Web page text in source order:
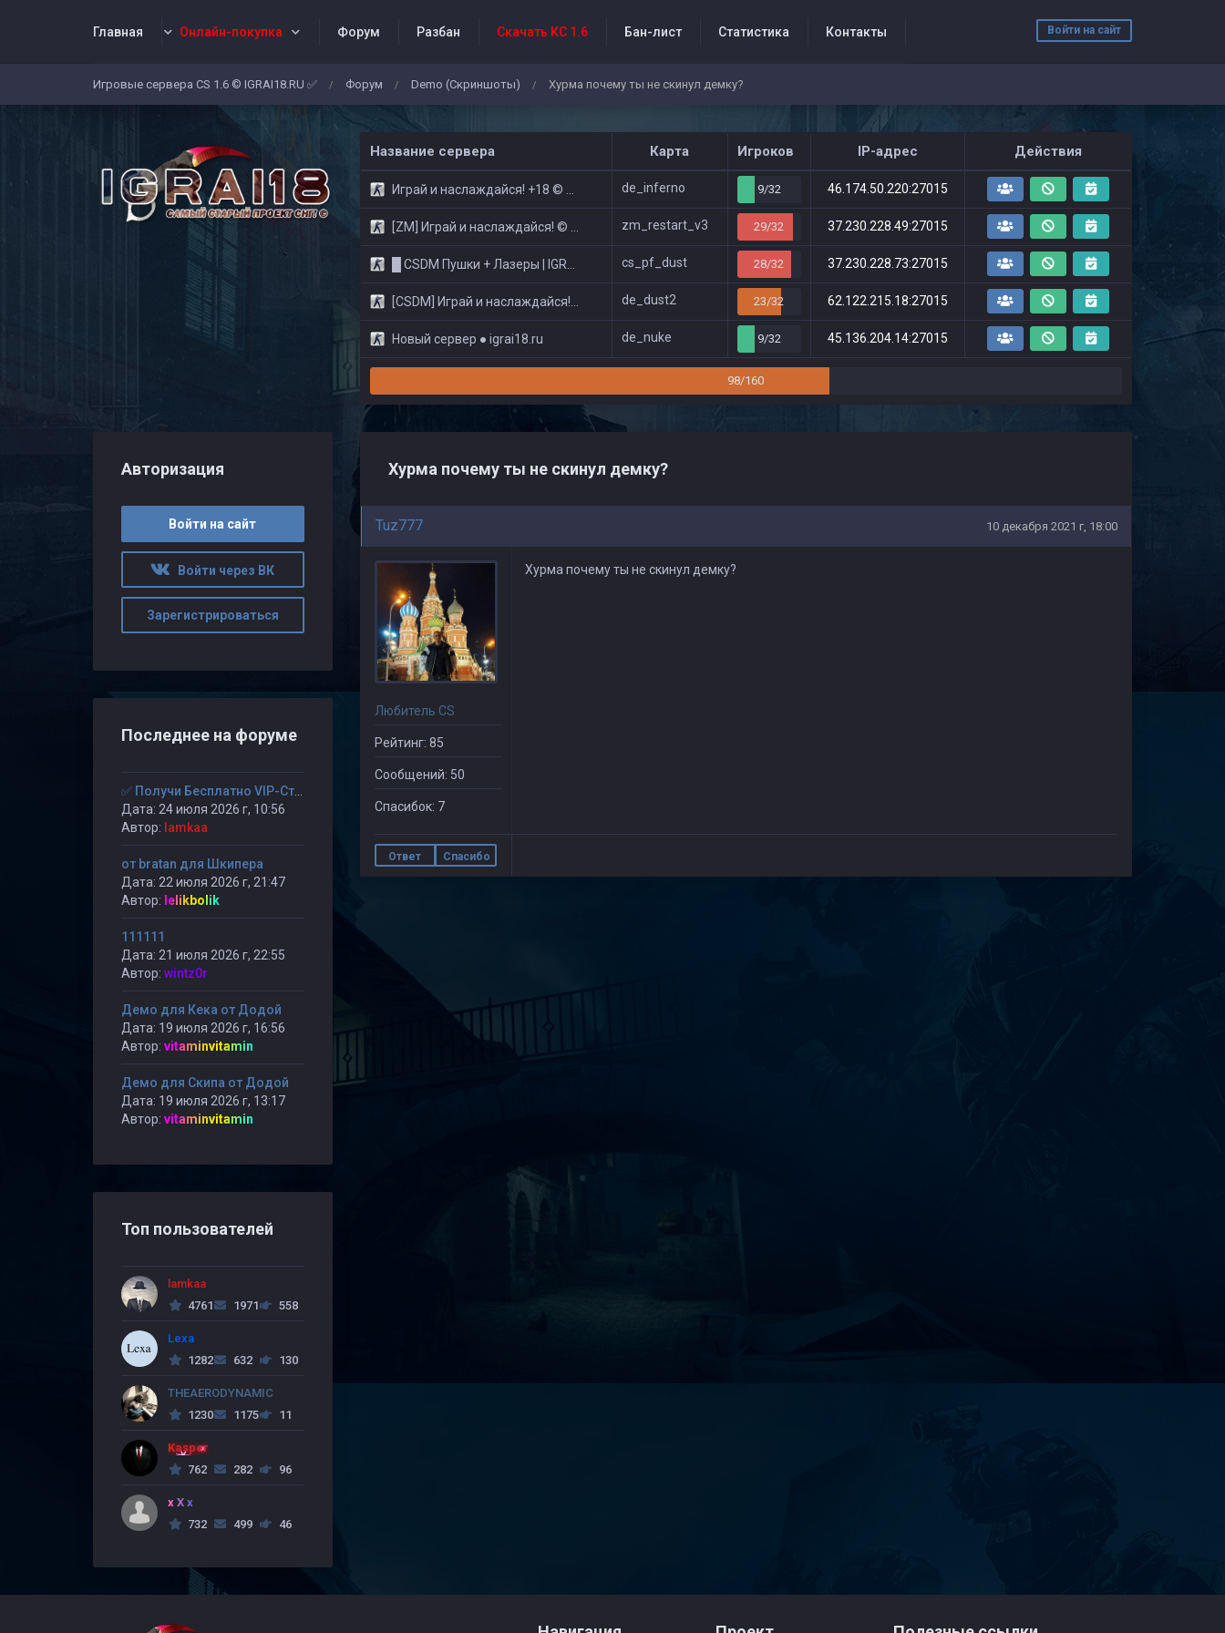
Войти на сайт
Главная Онлайн-покупка Форум Разбан Скачать КС 1.6 Бан-лист Статистика Контакты
События проекта
Игровые сервера CS 1.6 © IGRAI18.RU ✅ / Форум / Demo (Скриншоты) / Хурма почему ты не скинул демку?
Название сервера Карта Игроков IP-адрес Действия
Играй и наслаждайся! +18 © Public de_inferno 9/32 46.174.50.220:27015
[ZM] Играй и наслаждайся! © Zombie Show zm_restart_v3 29/32 37.230.228.49:27015
█ CSDM Пушки + Лазеры | IGRAI18.RU ツ █ cs_pf_dust 28/32 37.230.228.73:27015
[CSDM] Играй и наслаждайся! © Classic de_dust2 23/32 62.122.215.18:27015
Новый сервер ● igrai18.ru de_nuke 9/32 45.136.204.14:27015
98/160
Хурма почему ты не скинул демку?
Tuz777 10 декабря 2021 г, 18:00
Любитель CS
Рейтинг: 85
Сообщений: 50
Спасибок: 7
Хурма почему ты не скинул демку?
Ответ Спасибо
Авторизация
Войти на сайт
Войти через ВК
Зарегистрироваться
Последнее на форуме
Дата: 24 июля 2026 г, 10:56
Автор: lamkaa
от bratan для Шкипера
Дата: 22 июля 2026 г, 21:47
Автор: lelikbolik
111111
Дата: 21 июля 2026 г, 22:55
Автор: wintz0r
Демо для Кека от Додой
Дата: 19 июля 2026 г, 16:56
Автор: vitaminvitamin
Демо для Скипа от Додой
Дата: 19 июля 2026 г, 13:17
Автор: vitaminvitamin
Топ пользователей
lamkaa
4761
1971 558
Lexa
1282
632 130
THEAERODYNAMIC
1230
1175 11
Kasper
762
282 96
x X x
732
499 46